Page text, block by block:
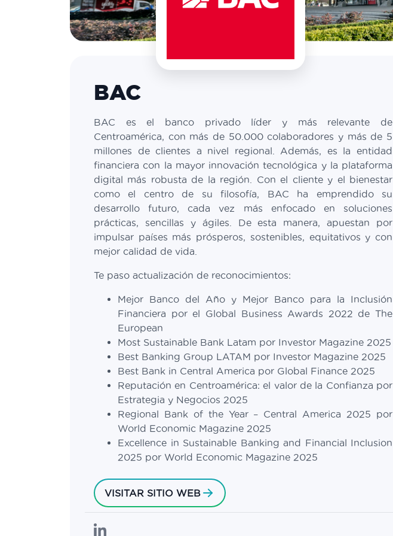
BAC
BAC es el banco privado líder y más relevante de
Centroamérica, con más de 50.000 colaboradores y más de 5
millones de clientes a nivel regional. Además, es la entidad
financiera con la mayor innovación tecnológica y la plataforma
digital más robusta de la región. Con el cliente y el bienestar
como el centro de su filosofía, BAC ha emprendido su
desarrollo futuro, cada vez más enfocado en soluciones
prácticas, sencillas y ágiles. De esta manera, apuestan por
impulsar países más prósperos, sostenibles, equitativos y con
mejor calidad de vida.
Te paso actualización de reconocimientos:
Mejor Banco del Año y Mejor Banco para la Inclusión
Financiera por el Global Business Awards 2022 de The
European
Most Sustainable Bank Latam por Investor Magazine 2025
Best Banking Group LATAM por Investor Magazine 2025
Best Bank in Central America por Global Finance 2025
Reputación en Centroamérica: el valor de la Confianza por
Estrategia y Negocios 2025
Regional Bank of the Year – Central America 2025 por
World Economic Magazine 2025
Excellence in Sustainable Banking and Financial Inclusion
2025 por World Economic Magazine 2025
VISITAR SITIO WEB